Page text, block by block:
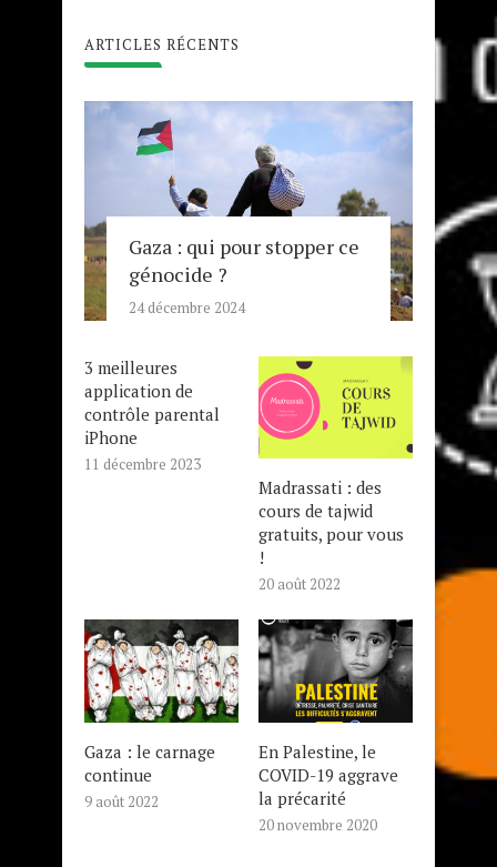
ARTICLES RÉCENTS
Gaza : qui pour stopper ce
génocide ?
24 décembre 2024
3 meilleures
application de
contrôle parental
iPhone
11 décembre 2023
Madrassati : des
cours de tajwid
gratuits, pour vous
!
20 août 2022
Gaza : le carnage
continue
9 août 2022
En Palestine, le
COVID-19 aggrave
la précarité
20 novembre 2020